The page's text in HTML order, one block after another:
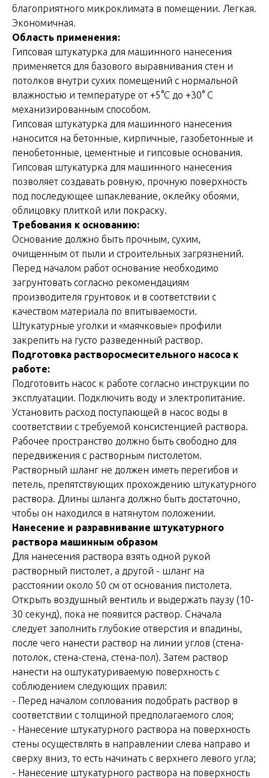
благоприятного микроклимата в помещении. Легкая.
Экономичная.
Область применения:
Гипсовая штукатурка для машинного нанесения
применяется для базового выравнивания стен и
потолков внутри сухих помещений с нормальной
влажностью и температуре от +5°С до +30° С
механизированным способом.
Гипсовая штукатурка для машинного нанесения
наносится на бетонные, кирпичные, газобетонные и
пенобетонные, цементные и гипсовые основания.
Гипсовая штукатурка для машинного нанесения
позволяет создавать ровную, прочную поверхность
под последующее шпаклевание, оклейку обоями,
облицовку плиткой или покраску.
Требования к основанию:
Основание должно быть прочным, сухим,
очищенным от пыли и строительных загрязнений.
Перед началом работ основание необходимо
загрунтовать согласно рекомендациям
производителя грунтовок и в соответствии с
качеством материала по впитываемости.
Штукатурные уголки и «маячковые» профили
закрепить на густо разведенный раствор.
Подготовка растворосмесительного насоса к
работе:
Подготовить насос к работе согласно инструкции по
эксплуатации. Подключить воду и электропитание.
Установить расход поступающей в насос воды в
соответствии с требуемой консистенцией раствора.
Рабочее пространство должно быть свободно для
передвижения с растворным пистолетом.
Растворный шланг не должен иметь перегибов и
петель, препятствующих прохождению штукатурного
раствора. Длины шланга должно быть достаточно,
чтобы он находился в натянутом положении.
Нанесение и разравнивание штукатурного
раствора машинным образом
Для нанесения раствора взять одной рукой
растворный пистолет, а другой - шланг на
расстоянии около 50 см от основания пистолета.
Открыть воздушный вентиль и выдержать паузу (10-
30 секунд), пока не появится раствор. Сначала
следует заполнить глубокие отверстия и впадины,
после чего нанести раствор на линии углов (стена-
потолок, стена-стена, стена-пол). Затем раствор
нанести на оштукатуриваемую поверхность с
соблюдением следующих правил:
- Перед началом соплования подобрать раствор в
соответствии с толщиной предполагаемого слоя;
- Нанесение штукатурного раствора на поверхность
стены осуществлять в направлении слева направо и
сверху вниз, то есть начинать с верхнего левого угла;
- Нанесение штукатурного раствора на поверхность